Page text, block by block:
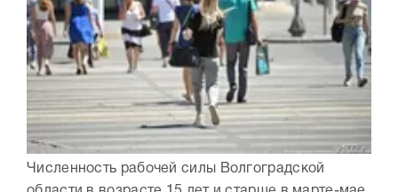
Численность рабочей силы Волгоградской